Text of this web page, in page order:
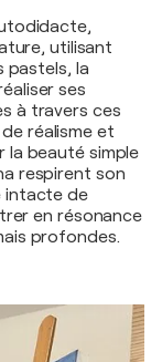
utilisant
pastels, la
ses
à travers ces
réalisme et
la beauté simple
respirent son
intacte de
en résonance
profondes.